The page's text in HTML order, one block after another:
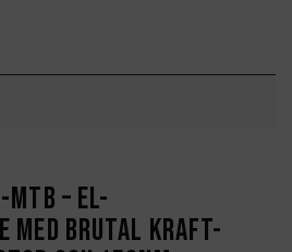
MTB – El-
med brutal kraft-